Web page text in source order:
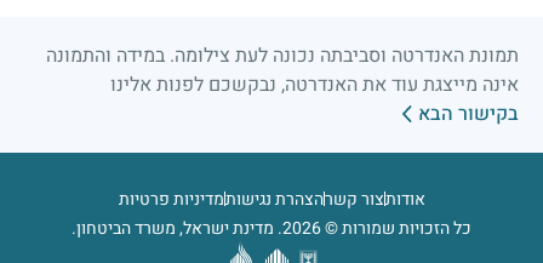
תמונת האנדרטה וסביבתה נכונה לעת צילומה. במידה והתמונה
אינה מייצגת עוד את האנדרטה, נבקשכם לפנות אלינו
בקישור הבא
אודותצור קשרהצהרת נגישותמדיניות פרטיות
כל הזכויות שמורות © 2026. מדינת ישראל, משרד הביטחון.